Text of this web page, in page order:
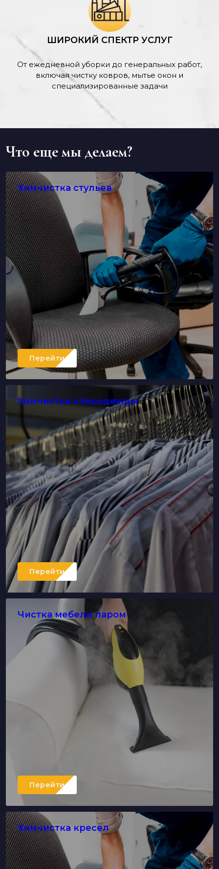
ШИРОКИЙ СПЕКТР УСЛУГ
От ежедневной уборки до генеральных работ,
включая чистку ковров, мытье окон и
специализированные задачи
Что еще мы делаем?
Химчистка стульев
Перейти
Химчистка спецодежды
Перейти
Чистка мебели паром
Перейти
Химчистка кресел